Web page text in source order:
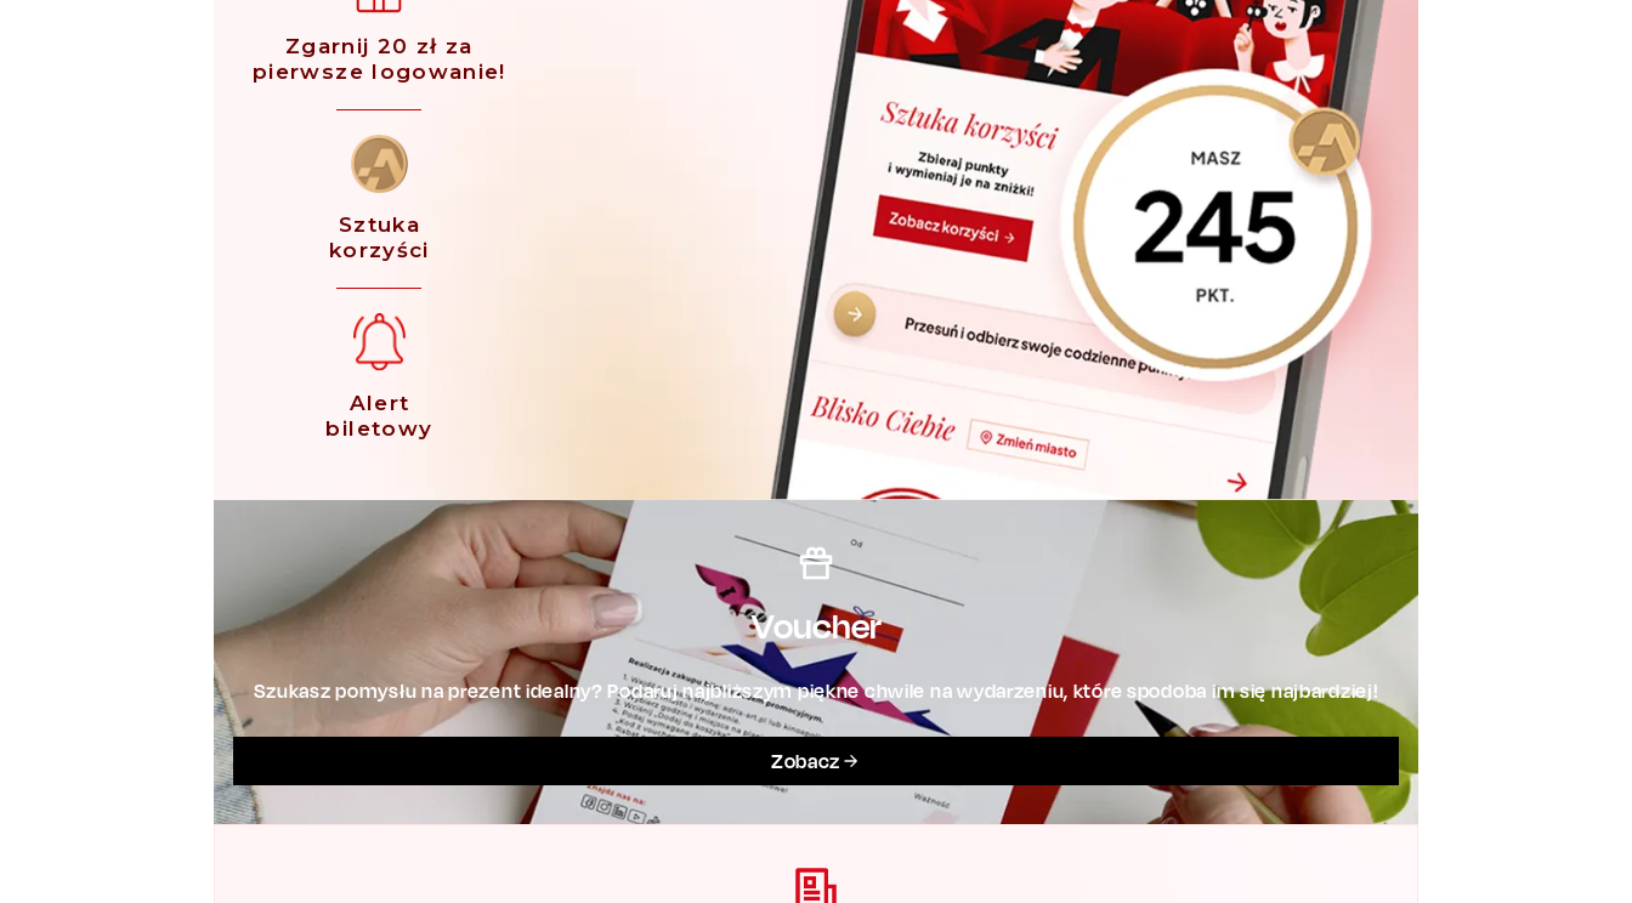
Zgarnij 20 zł za
pierwsze logowanie!
Sztuka
korzyści
Alert
biletowy
Voucher
Szukasz pomysłu na prezent idealny? Podaruj najbliższym piękne chwile na wydarzeniu, które spodoba im się najbardziej!
Zobacz